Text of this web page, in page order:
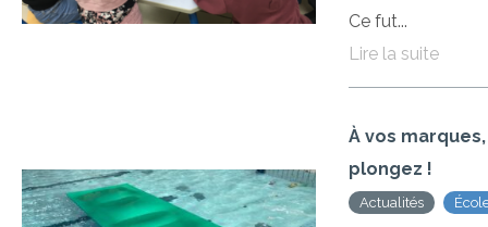
Ce fut...
Lire la suite
À vos
plongez !
Actualités